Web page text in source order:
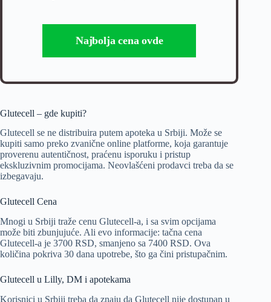
Najbolja cena ovde
Glutecell – gde kupiti?
Glutecell se ne distribuira putem apoteka u Srbiji. Može se
kupiti samo preko zvanične online platforme, koja garantuje
proverenu autentičnost, praćenu isporuku i pristup
ekskluzivnim promocijama. Neovlašćeni prodavci treba da se
izbegavaju.
Glutecell Cena
Mnogi u Srbiji traže cenu Glutecell-a, i sa svim opcijama
može biti zbunjujuće. Ali evo informacije: tačna cena
Glutecell-a je 3700 RSD, smanjeno sa 7400 RSD. Ova
količina pokriva 30 dana upotrebe, što ga čini pristupačnim.
Glutecell u Lilly, DM i apotekama
Korisnici u Srbiji treba da znaju da Glutecell nije dostupan u